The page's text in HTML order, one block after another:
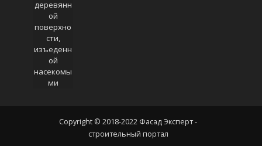
Copyright © 2018-2022 Фасад Эксперт -
строительный портал